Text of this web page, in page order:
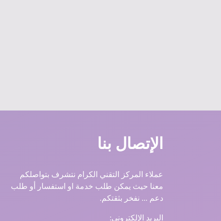
الإتصال بنا
عملاء المركز التقني الكرام نتشرف بتواصلكم
معنا حيث يمكن طلب خدمة او استفسار أو طلب
دعم ... نفخر بثقتكم.
البريد الإلكتروني: